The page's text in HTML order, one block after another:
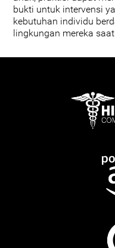
bukti untuk intervensi
kebutuhan individu
lingkungan mereka